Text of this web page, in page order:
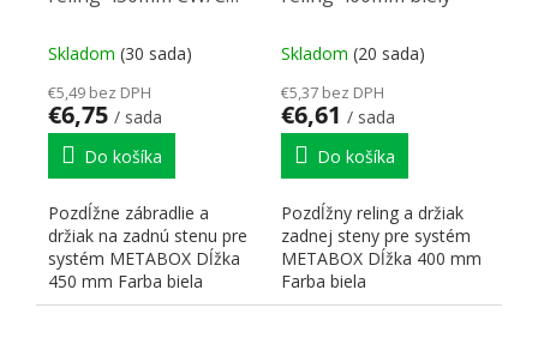
Skladom (30 sada)
€5,49 bez DPH
€6,75 / sada
Do košíka
Pozdĺžne zábradlie a
držiak na zadnú stenu pre
systém METABOX Dĺžka
450 mm Farba biela
Skladom (20 sada)
€5,37 bez DPH
€6,61 / sada
Do košíka
Pozdĺžny reling a držiak
zadnej steny pre systém
METABOX Dĺžka 400 mm
Farba biela